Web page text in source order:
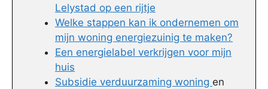
Lelystad op een rijtje
Welke stappen kan ik ondernemen om
mijn woning energiezuinig te maken?
Een energielabel verkrijgen voor mijn
huis
Subsidie verduurzaming woning en